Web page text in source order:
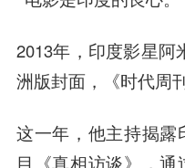
2013年，印度影星阿
洲版封面，《时代周
这一年，他主持揭
目《真相访谈》，